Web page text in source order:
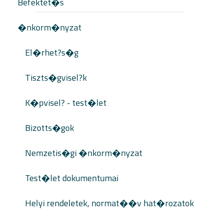
�nkorm�nyzat
El�rhet?s�g
Tiszts�gvisel?k
K�pvisel? - test�let
Bizotts�gok
Nemzetis�gi �nkorm�nyzat
Test�let dokumentumai
Helyi rendeletek, normat��v hat�rozatok